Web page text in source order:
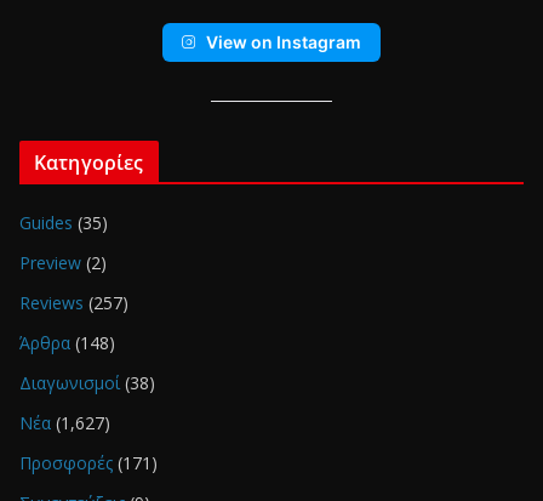
View on Instagram
Κατηγορίες
Guides (35)
Preview (2)
Reviews (257)
Άρθρα (148)
Διαγωνισμοί(38)
Νέα (1,627)
Προσφορές (171)